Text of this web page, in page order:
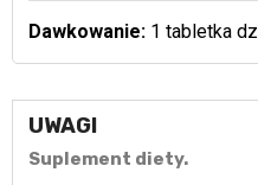
Dawkowanie:1 tabletka
UWAGI
Suplement diety.